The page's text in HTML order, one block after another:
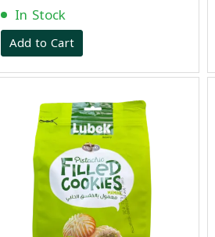
In Stock
Add to Cart